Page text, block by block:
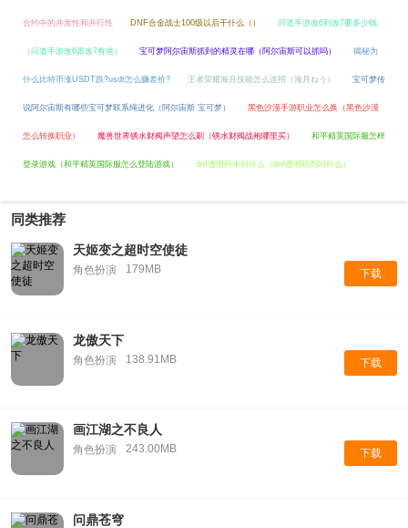
合约中的并发性和并行性 DNF合金战士100级以后干什么（） 问道手游改6到改7要多少钱
（问道手游改6跟改7有啥） 宝可梦阿尔宙斯抓到的精灵在哪（阿尔宙斯可以抓吗） 揭秘为
什么比特币涨USDT跌?usdt怎么赚差价? 王者荣耀海月技能怎么连招（海月ねう） 宝可梦传
说阿尔宙斯有哪些宝可梦联系绳进化（阿尔宙斯 宝可梦） 黑色沙漠手游职业怎么换（黑色沙漠
怎么转换职业） 魔兽世界锈水财阀声望怎么刷（锈水财阀战袍哪里买） 和平精英国际服怎样
登录游戏（和平精英国际服怎么登陆游戏） dnf透明药水叫什么（dnf透明药剂叫什么）
同类推荐
天姬变之超时空使徒
角色扮演 179MB 下载
龙傲天下
角色扮演 138.91MB 下载
画江湖之不良人
角色扮演 243.00MB 下载
问鼎苍穹